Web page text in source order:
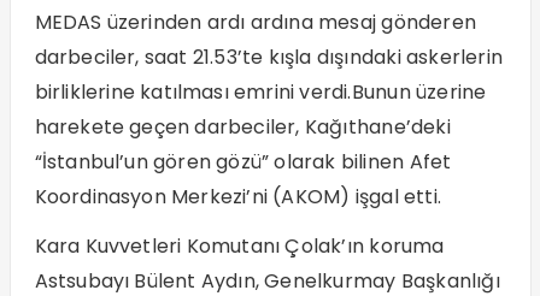
MEDAS üzerinden ardı ardına mesaj gönderen
darbeciler, saat 21.53’te kışla dışındaki askerlerin
birliklerine katılması emrini verdi.Bunun üzerine
harekete geçen darbeciler, Kağıthane’deki
“İstanbul’un gören gözü” olarak bilinen Afet
Koordinasyon Merkezi’ni (AKOM) işgal etti.
Kara Kuvvetleri Komutanı Çolak’ın koruma
Astsubayı Bülent Aydın, Genelkurmay Başkanlığı